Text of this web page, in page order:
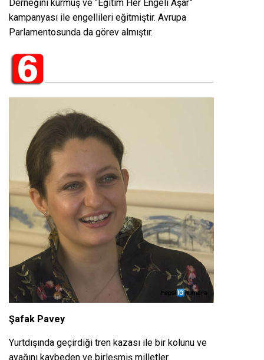
Derneğini kurmuş ve “Eğitim Her Engeli Aşar”
kampanyası ile engellileri eğitmiştir. Avrupa
Parlamentosunda da görev almıştır.
Şafak Pavey
Yurtdışında geçirdiği tren kazası ile bir kolunu ve
ayağını kaybeden ve birleşmiş milletler